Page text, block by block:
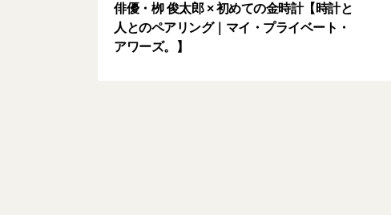
俳優・栁 俊太郎 × 初めての金時計【時計と
人とのペアリング｜マイ・プライベート・
アワーズ。】